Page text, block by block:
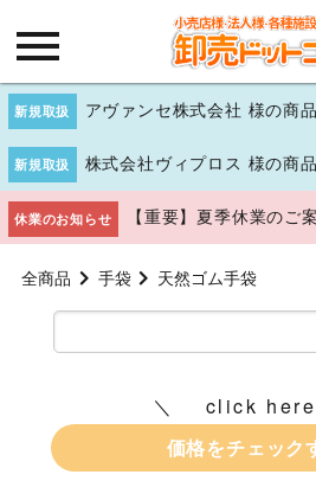
新規取扱 アヴァンセ株式会社 様の商
新規取扱 株式会社ヴィプロス 様の商
休業のお知らせ 【重要】夏季休業のご
全商品 手袋 天然ゴム手袋
click
価格をチェック